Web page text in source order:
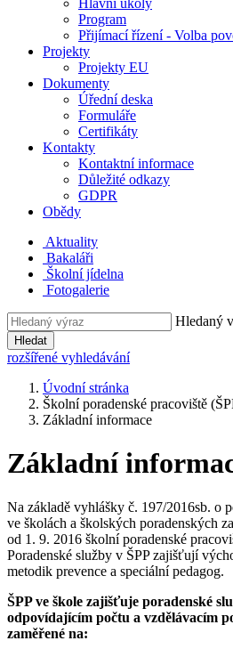
Hlavní úkoly
Program
Přijímací řízení - Volba
Projekty
Projekty EU
Dokumenty
Úřední deska
Formuláře
Certifikáty
Kontakty
Kontaktní informace
Důležité odkazy
GDPR
Obědy
Aktuality
Bakaláři
Školní jídelna
Fotogalerie
Hledaný
Hledat
rozšířené vyhledávání
Úvodní stránka
Školní poradenské pracoviště
Základní informace
Základní
Na základě vyhlášky č. 197/2016sb. o
ve školách a školských poradenských
od 1. 9. 2016 školní poradenské
Poradenské služby v ŠPP zajišťují
metodik prevence a speciální pedagog.
ŠPP ve škole zajišťuje poradenské
odpovídajícím počtu a vzdělávacím
zaměřené na: